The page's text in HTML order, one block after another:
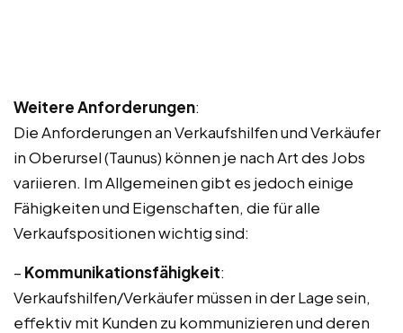
Weitere Anforderungen:
Die Anforderungen an Verkaufshilfen und Verkäufer
in Oberursel (Taunus) können je nach Art des Jobs
variieren. Im Allgemeinen gibt es jedoch einige
Fähigkeiten und Eigenschaften, die für alle
Verkaufspositionen wichtig sind:
– Kommunikationsfähigkeit:
Verkaufshilfen/Verkäufer müssen in der Lage sein,
effektiv mit Kunden zu kommunizieren und deren